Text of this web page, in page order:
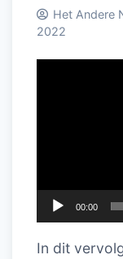
Het Andere
2022
00:00
In dit